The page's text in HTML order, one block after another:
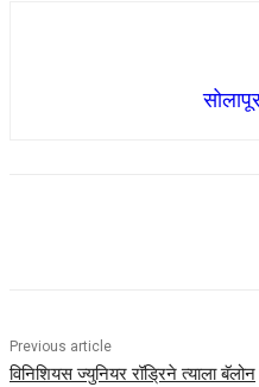
Previous article
विनिशियस ज्युनियर रॉड्रिने त्याला बॅलोन